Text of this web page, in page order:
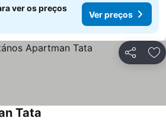
ver os preços
Ver preços
Partilhar
Tata